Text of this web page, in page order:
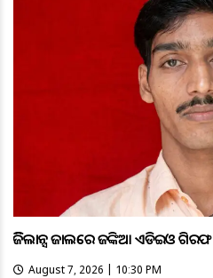
ଭିଜିଲାନ୍ସ ଜାଲରେ ଜଙ୍କିଆ ଏଡିଇଓ ଗିରଫ
August 7, 2026 | 10:30 PM